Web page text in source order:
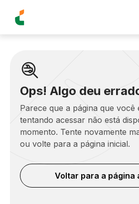
Ops! Algo deu
Parece que a página que você
tentando acessar não está
momento. Tente novamente
ou volte para a página inicial.
Voltar para a página